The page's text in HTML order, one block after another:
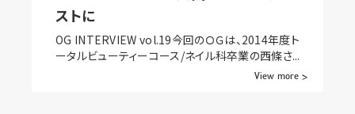
ストに
OG INTERVIEW vol.19今回のＯＧは、2014年度ト
ータルビューティーコース/ネイル科卒業の西條さ...
View more >